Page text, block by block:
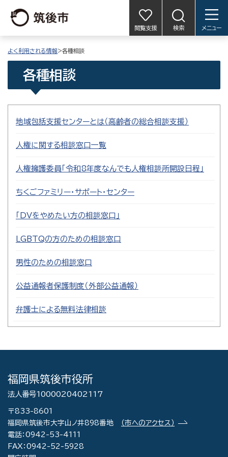
閲覧支援 検索 メニュー
よく利用される情報>各種相談
各種相談
地域包括支援センターとは（高齢者の総合相談支援）
人権に関する相談窓口一覧
人権擁護委員「令和8年度なんでも人権相談所開設日程」
ちくごファミリー・サポート・センター
「DVをやめたい方の相談窓口」
LGBTQの方のための相談窓口
男性のための相談窓口
公益通報者保護制度（外部公益通報）
弁護士による無料法律相談
福岡県筑後市役所
法人番号1000020402117
〒833-8601
福岡県筑後市大字山ノ井898番地
（市へのアクセス）
電話：0942-53-4111
FAX：0942-52-5928